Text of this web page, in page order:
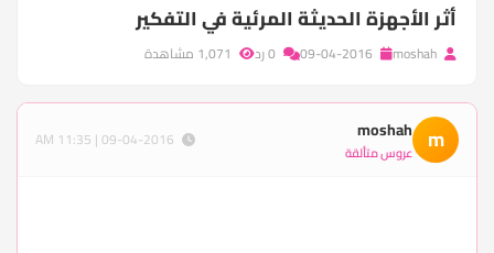
أثر الأجهزة الحديثة المرئية في التفكير
m
moshah
عروس متألقة